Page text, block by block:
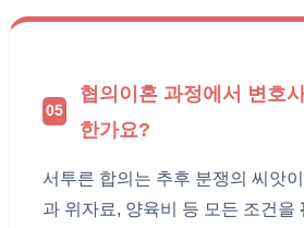
05
협의이혼 과정에서 변호
한가요?
서투른 합의는 추후 분쟁의 씨앗
과 위자료, 양육비 등 모든 조건을